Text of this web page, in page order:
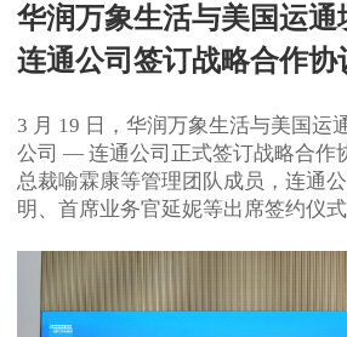
华润万象生活与美国运通
连通公司签订战略合作协
3 月 19 日，华润万象生活与美国运
公司 — 连通公司正式签订战略合作
总裁喻霖康等管理团队成员，连通
明、首席业务官延妮等出席签约仪式